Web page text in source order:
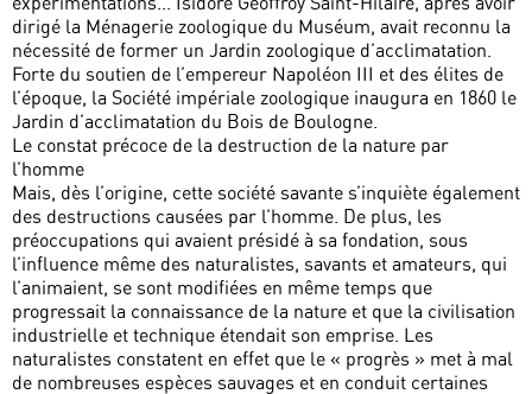
dirigé la Ménagerie zoologique du Muséum, avait reconnu la
nécessité de former un Jardin zoologique d’acclimatation.
Forte du soutien de l’empereur Napoléon III et des élites de
l’époque, la Société impériale zoologique inaugura en 1860 le
Jardin d’acclimatation du Bois de Boulogne.
Le constat précoce de la destruction de la nature par
l’homme
Mais, dès l’origine, cette société savante s’inquiète également
des destructions causées par l’homme. De plus, les
préoccupations qui avaient présidé à sa fondation, sous
l’influence même des naturalistes, savants et amateurs, qui
l’animaient, se sont modifiées en même temps que
progressait la connaissance de la nature et que la civilisation
industrielle et technique étendait son emprise. Les
naturalistes constatent en effet que le « progrès » met à mal
de nombreuses espèces sauvages et en conduit certaines